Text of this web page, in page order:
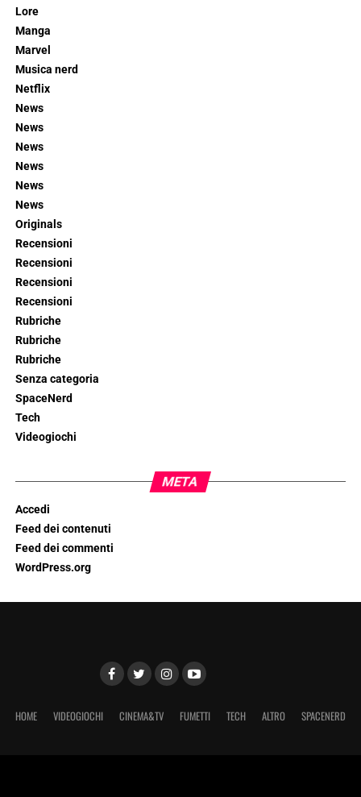
Lore
Manga
Marvel
Musica nerd
Netflix
News
News
News
News
News
News
Originals
Recensioni
Recensioni
Recensioni
Recensioni
Rubriche
Rubriche
Rubriche
Senza categoria
SpaceNerd
Tech
Videogiochi
META
Accedi
Feed dei contenuti
Feed dei commenti
WordPress.org
HOME VIDEOGIOCHI CINEMA&TV FUMETTI TECH ALTRO SPACENERD